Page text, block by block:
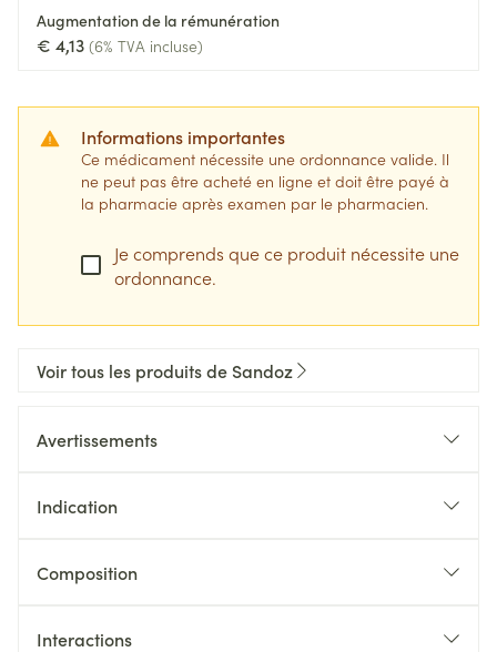
Augmentation de la rémunération
€ 4,13 (6% TVA incluse)
Informations importantes
Ce médicament nécessite une ordonnance valide. Il
ne peut pas être acheté en ligne et doit être payé à
la pharmacie après examen par le pharmacien.
Je comprends que ce produit nécessite une
ordonnance.
Voir tous les produits de Sandoz
Avertissements
Indication
Composition
Interactions